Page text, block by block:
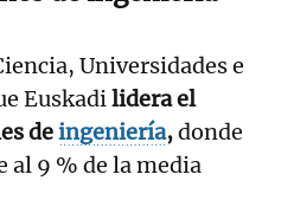
Universidades e
Euskadilidera el
deingeniería,donde
al 9 % de la media